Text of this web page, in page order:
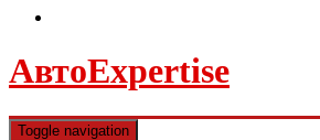
АвтоExpertise
Toggle navigation